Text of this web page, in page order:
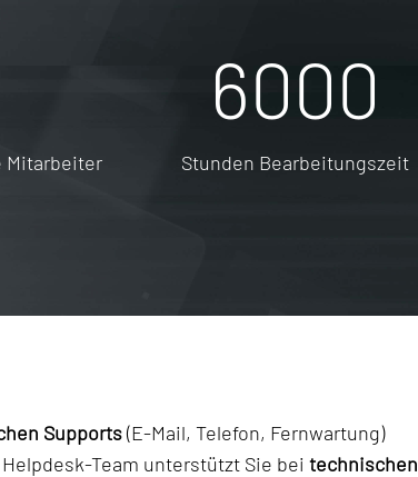
Mitarbeiter
6000
Stunden Bearbeitungszeit
Supports(E-Mail, Telefon, Fernwartung)
Team unterstützt Sie bei technischen